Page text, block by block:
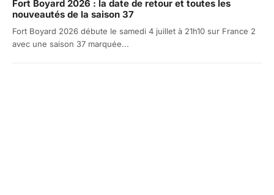
Fort Boyard 2026 : la date de retour et toutes les
nouveautés de la saison 37
Fort Boyard 2026 débute le samedi 4 juillet à 21h10 sur France 2
avec une saison 37 marquée...